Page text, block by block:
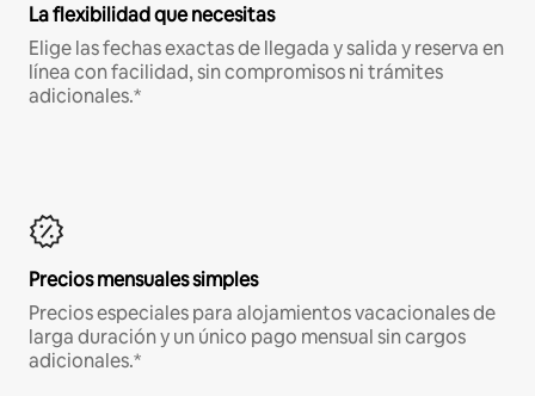
La flexibilidad que necesitas
Elige las fechas exactas de llegada y salida y reserva en
línea con facilidad, sin compromisos ni trámites
adicionales.*
Precios mensuales simples
Precios especiales para alojamientos vacacionales de
larga duración y un único pago mensual sin cargos
adicionales.*